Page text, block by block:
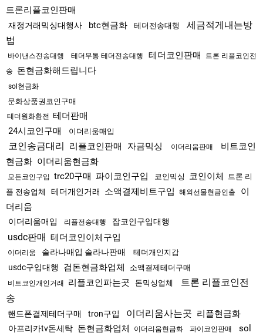
트론리플코인판매
재정거래믹싱대행사 btc현금화 테더전송대행
세금적게내는방
법
바이낸스전송대행 테더무통 테더전송대행 테더코인판매
트론 리플코인전
송
돈현금화해드립니다
sol현금화
문화상품권코인구매
테더원화환전 테더판매
24시코인구매
이더리움매입
코인송금대리 리플코인판매 자금믹싱 이더리움판매
비트코인
현금화 이더리움현금화
모든코인구입 trc20구매 파이코인구입 코인믹싱 코인이체 트론 리
플 전송업체
테더개인거래 소액결제비트구입 해외선물현금인출
이
더리움
이더리움매입 리플전송대행 잡코인구입대행
usdc판매 테더코인이체구입
이더리움 솔라나매입 솔라나판매 테더개인지갑
usdc구입대행 검돈현금화업체 소액결제테더구매
비트코인개인거래 리플코인파는곳 돈믹싱업체
트론 리플코인전
송
핸드폰결제테더구매 tron구입 이더리움사는곳 리플현금화
아프리카tv돈세탁 돈현금화업체 이더리움현금화 파이코인판매
sol